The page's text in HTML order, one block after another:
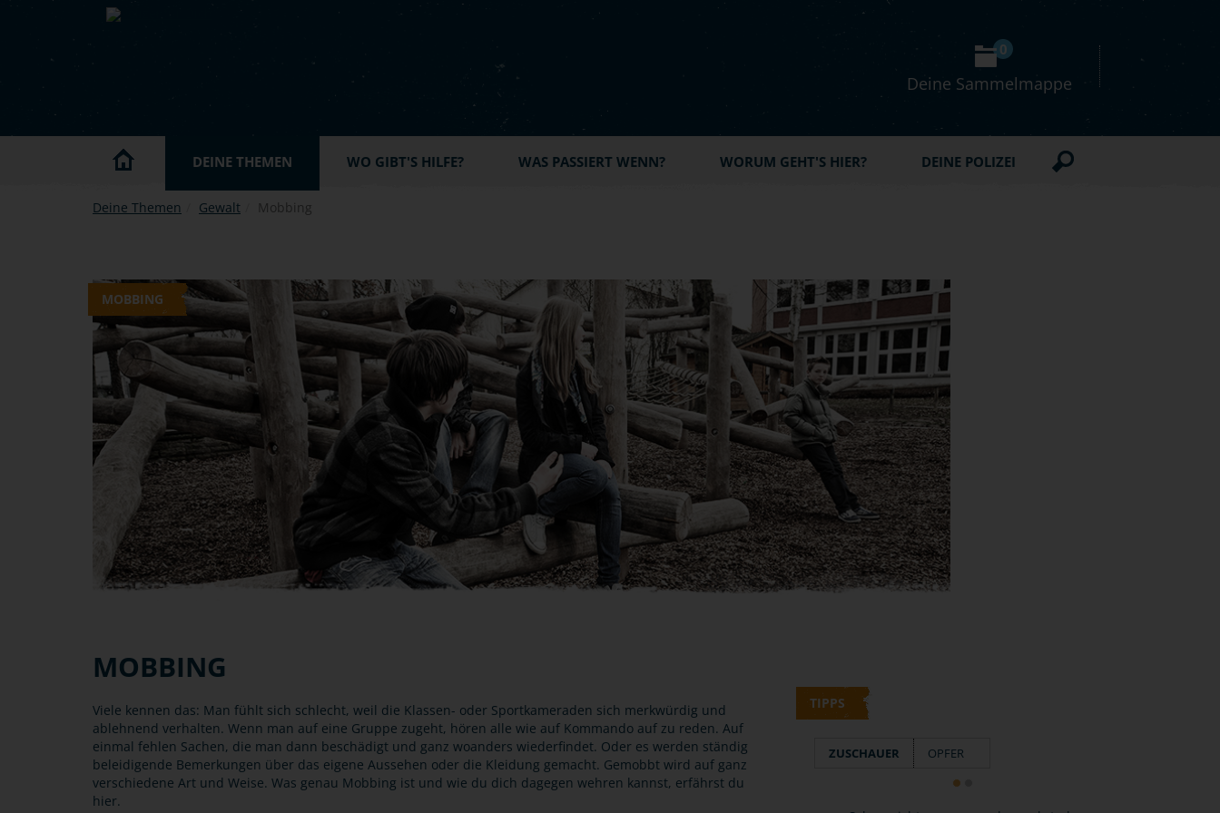
Skip to main content
Deine Sammelmappe
0
DEINE THEMEN WO GIBT'S HILFE? WAS PASSIERT WENN? WORUM GEHT'S HIER? DEINE POLIZEI
Deine Themen Gewalt Mobbing
MOBBING
MOBBING
Viele kennen das: Man fühlt sich schlecht, weil die Klassen- oder Sportkameraden sich merkwürdig und
ablehnend verhalten. Wenn man auf eine Gruppe zugeht, hören alle wie auf Kommando auf zu reden. Auf
einmal fehlen Sachen, die man dann beschädigt und ganz woanders wiederfindet. Oder es werden ständig
beleidigende Bemerkungen über das eigene Aussehen oder die Kleidung gemacht. Gemobbt wird auf ganz
verschiedene Art und Weise. Was genau Mobbing ist und wie du dich dagegen wehren kannst, erfährst du
hier.
TIPPS
ZUSCHAUER OPFER